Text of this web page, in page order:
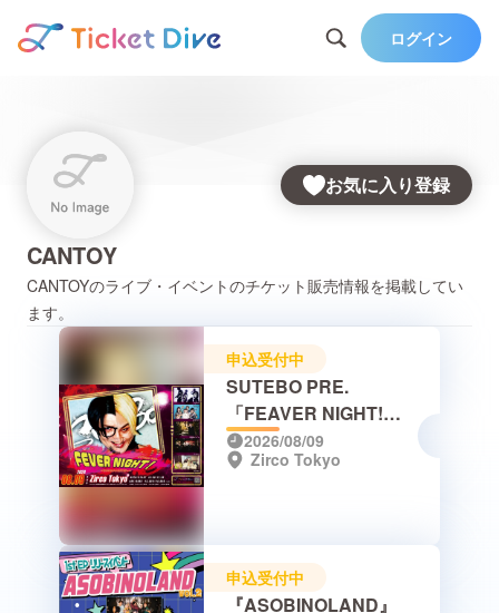
ログイン
お気に入り登録
CANTOY
CANTOYのライブ・イベントのチケット販売情報を掲載してい
ます。
申込受付中
SUTEBO PRE.
「FEAVER NIGHT!」
～おゆうのナッピバス
デー～
2026/08/09
Zirco Tokyo
申込受付中
『ASOBINOLAND』